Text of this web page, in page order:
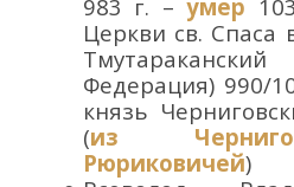
983 г. –умер
Церкви св. Спаса
Тмутараканский
Федерация) 990/
князь
(из
Рюриковичей)